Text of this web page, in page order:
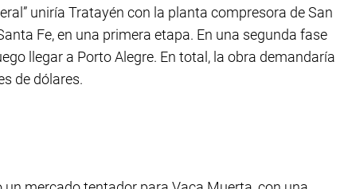
uniría Tratayén con la planta compresora de San
Fe, en una primera etapa. En una segunda fase
llegar a Porto Alegre. En total, la obra demandaría
de dólares.